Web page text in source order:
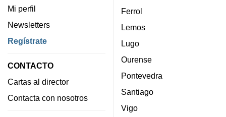
Mi perfil
Newsletters
Regístrate
CONTACTO
Cartas al director
Contacta con nosotros
Ferrol
Lemos
Lugo
Ourense
Pontevedra
Santiago
Vigo